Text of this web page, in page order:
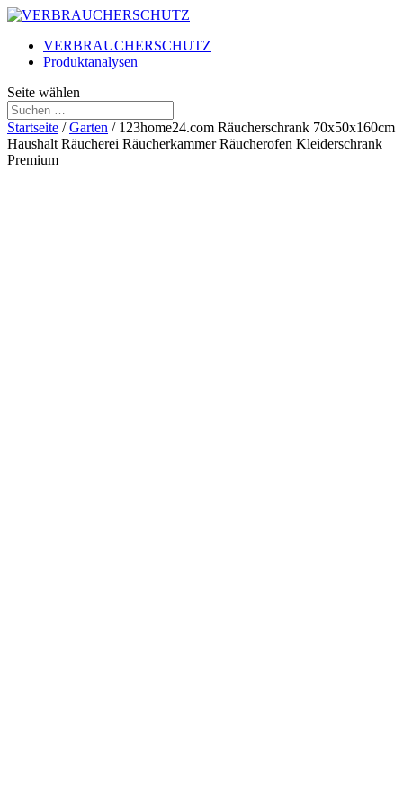
VERBRAUCHERSCHUTZ
Produktanalysen
Seite wählen
Startseite /Garten / 123home24.com Räucherschrank 70x50x160cm
Haushalt Räucherei Räucherkammer Räucherofen Kleiderschrank
Premium